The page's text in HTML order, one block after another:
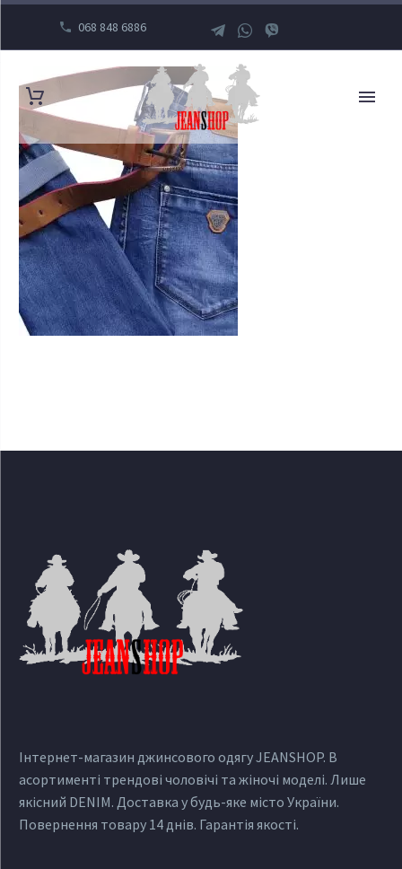
068 848 6886
Інтернет-магазин джинсового одягу JEANSHOP. В
асортименті трендові чоловічі та жіночі моделі. Лише
якісний DENIM. Доставка у будь-яке місто України.
Повернення товару 14 днів. Гарантія якості.